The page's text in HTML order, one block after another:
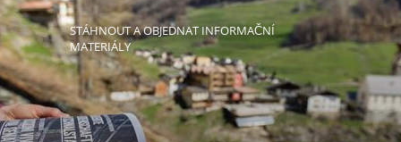
STÁHNOUT A OBJEDNAT INFORMAČNÍ
MATERIÁLY